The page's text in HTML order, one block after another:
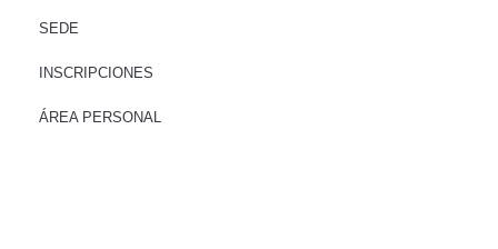
SEDE
INSCRIPCIONES
ÁREA PERSONAL